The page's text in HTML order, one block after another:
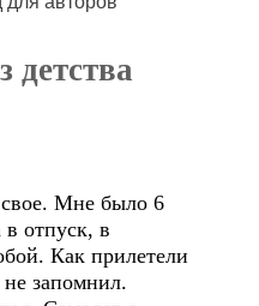
детства
Мне было 6
в отпуск, в
Как прилетели
запомнил.